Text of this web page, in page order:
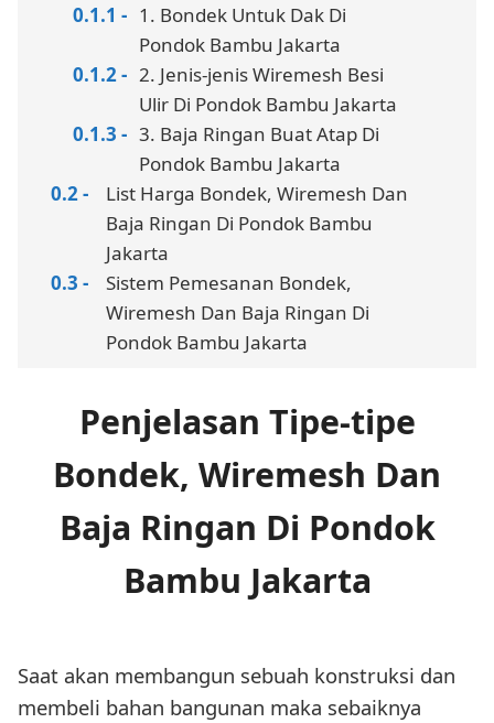
1. Bondek Untuk Dak Di
Pondok Bambu Jakarta
2. Jenis-jenis Wiremesh Besi
Ulir Di Pondok Bambu Jakarta
3. Baja Ringan Buat Atap Di
Pondok Bambu Jakarta
List Harga Bondek, Wiremesh Dan
Baja Ringan Di Pondok Bambu
Jakarta
Sistem Pemesanan Bondek,
Wiremesh Dan Baja Ringan Di
Pondok Bambu Jakarta
Penjelasan Tipe-tipe
Bondek, Wiremesh Dan
Baja Ringan Di Pondok
Bambu Jakarta
Saat akan membangun sebuah konstruksi dan
membeli bahan bangunan maka sebaiknya